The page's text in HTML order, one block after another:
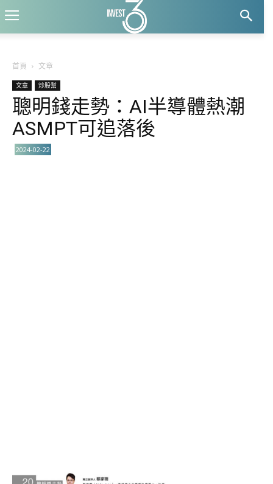
首頁 文章
文章 炒股幫
聰明錢走勢：AI半導體熱潮
ASMPT可追落後
2024-02-22